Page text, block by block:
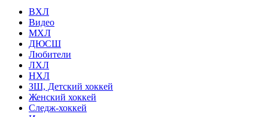
ВХЛ
Видео
МХЛ
ДЮСШ
Любители
ЛХЛ
НХЛ
ЗШ, Детский хоккей
Женский хоккей
Следж-хоккей